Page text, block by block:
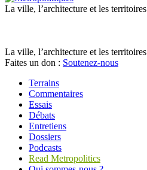
La ville, l’architecture et les territoires
La ville, l’architecture et les territoires
Faites un don : Soutenez-nous
Terrains
Commentaires
Essais
Débats
Entretiens
Dossiers
Podcasts
Read Metropolitics